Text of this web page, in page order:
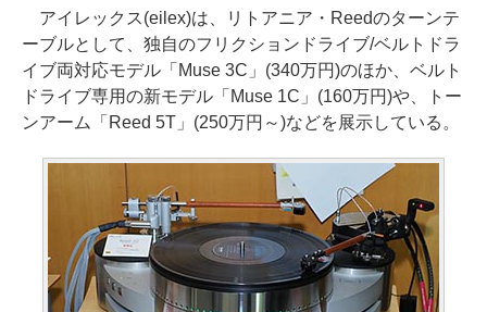
アイレックス(eilex)は、リトアニア・Reedのターンテ
ーブルとして、独自のフリクションドライブ/ベルトドラ
イブ両対応モデル「Muse 3C」(340万円)のほか、ベルト
ドライブ専用の新モデル「Muse 1C」(160万円)や、トー
ンアーム「Reed 5T」(250万円～)などを展示している。